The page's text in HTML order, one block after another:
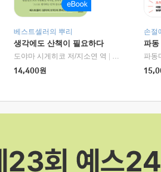
베스트셀러의 뿌리
생각에도 산책이 필요하다
도야마 시게히코 저/지소연 역
알에이치코리
14,400원
손절
파동
파동